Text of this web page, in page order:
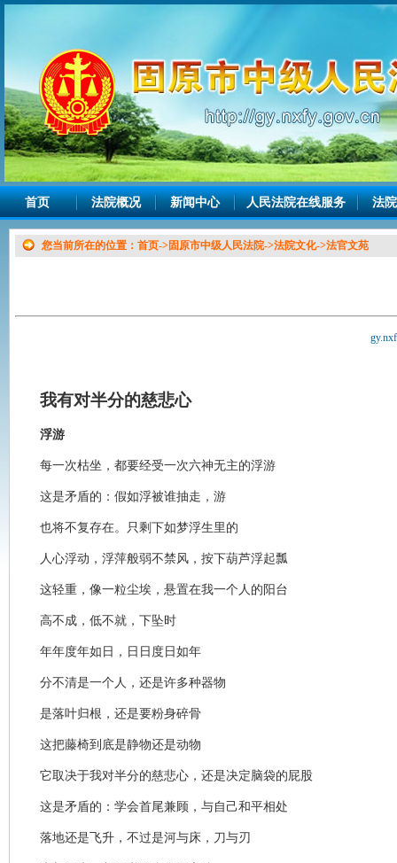
首页 法院概况 新闻中心 人民法院在线服务 法
您当前所在的位置： 首页->固原市中级人民法院->法院文化->法官文苑
我有对半分的慈悲心
浮游
每一次枯坐，都要经受一次六神无主的浮游
这是矛盾的：假如浮被谁抽走，游
也将不复存在。只剩下如梦浮生里的
人心浮动，浮萍般弱不禁风，按下葫芦浮起瓢
这轻重，像一粒尘埃，悬置在我一个人的阳台
高不成，低不就，下坠时
年年度年如日，日日度日如年
分不清是一个人，还是许多种器物
是落叶归根，还是要粉身碎骨
这把藤椅到底是静物还是动物
它取决于我对半分的慈悲心，还是决定脑袋的屁股
这是矛盾的：学会首尾兼顾，与自己和平相处
落地还是飞升，不过是河与床，刀与刃